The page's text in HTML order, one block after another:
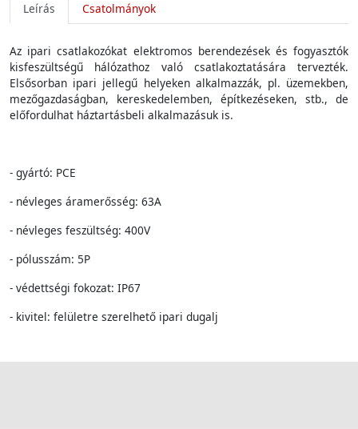
Leírás Csatolmányok
Az ipari csatlakozókat elektromos berendezések és fogyasztók
kisfeszültségű hálózathoz való csatlakoztatására tervezték.
Elsősorban ipari jellegű helyeken alkalmazzák, pl. üzemekben,
mezőgazdaságban, kereskedelemben, építkezéseken, stb., de
előfordulhat háztartásbeli alkalmazásuk is.
- gyártó: PCE
- névleges áramerősség: 63A
- névleges feszültség: 400V
- pólusszám: 5P
- védettségi fokozat: IP67
- kivitel: felületre szerelhető ipari dugalj